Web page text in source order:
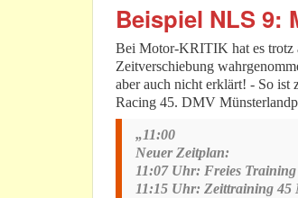
Beispiel NLS
Bei Motor-KRITIK hat es trotz
Zeitverschiebung
aber auch nicht erklärt! - So
Racing 45. DMV
„11:00
Neuer Zeitplan:
11:07 Uhr: Freies
11:15 Uhr: Zeittraining